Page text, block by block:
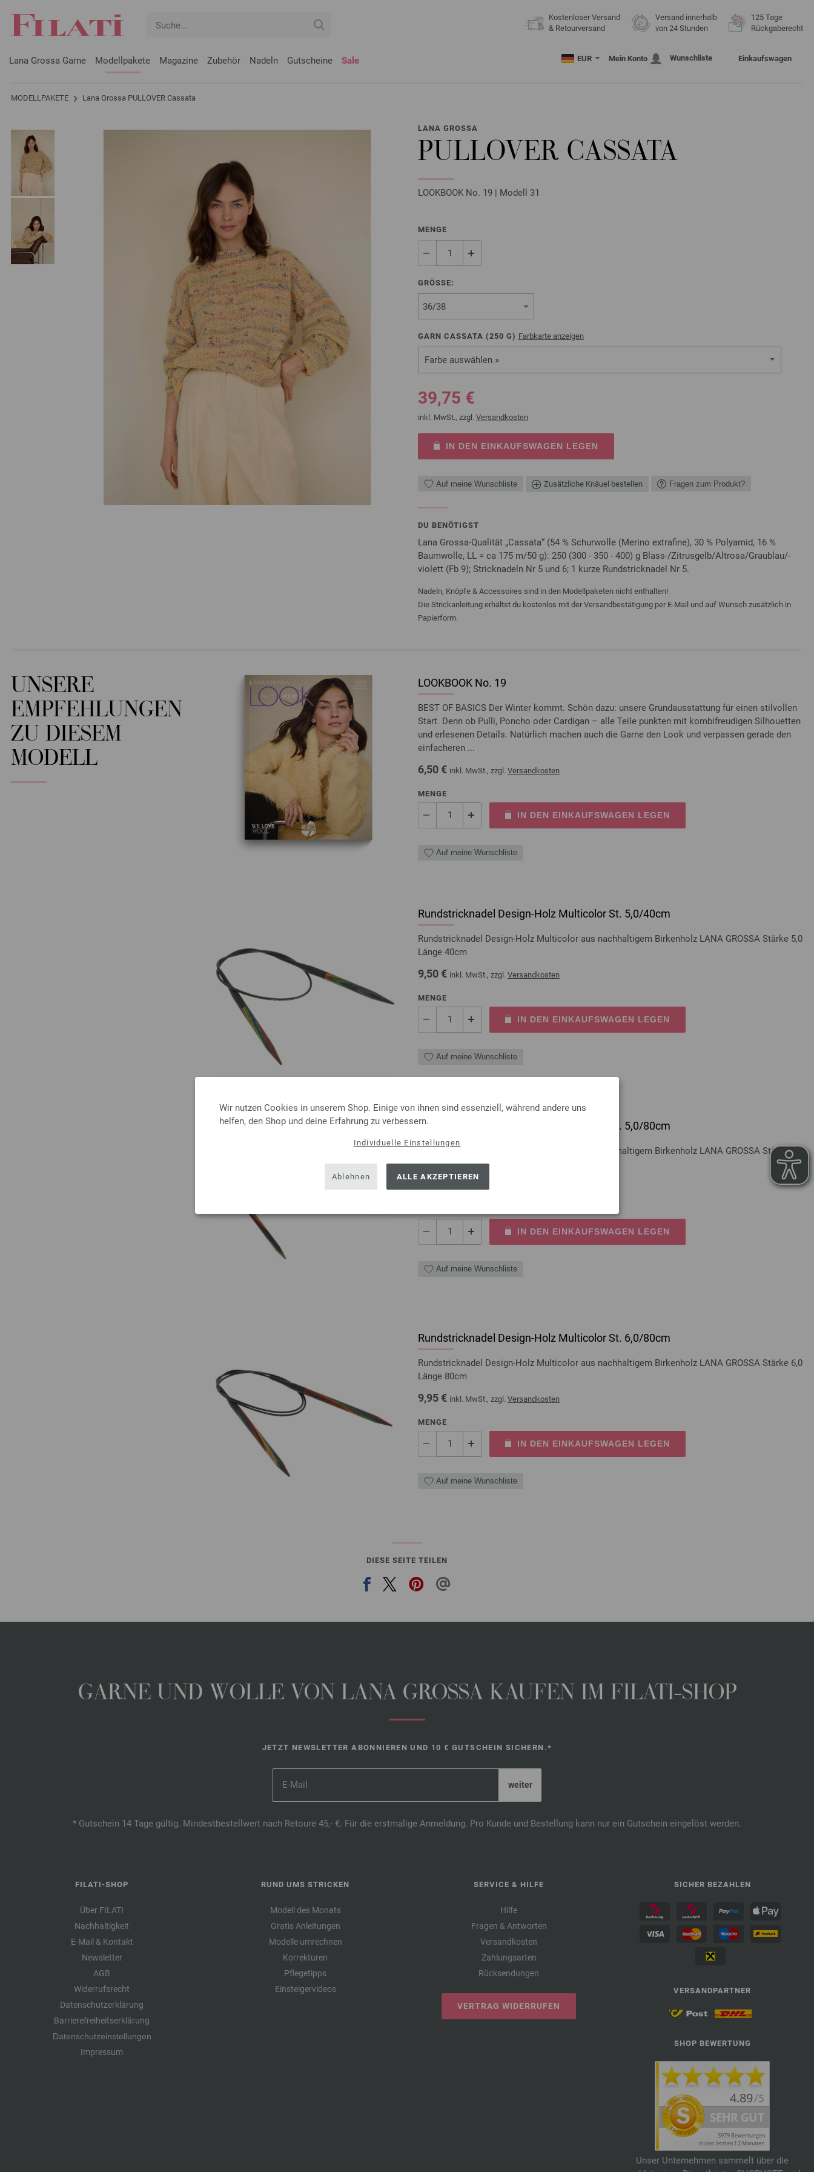
Wir nutzen Cookies in unserem Shop. Einige von ihnen sind essenziell, während andere uns
helfen, den Shop und deine Erfahrung zu verbessern.
Individuelle Einstellungen
Ablehnen ALLE AKZEPTIEREN
Kostenloser Versand
& Retourversand
Versand innerhalb
von 24 Stunden
125 Tage
Rückgaberecht
Lana Grossa Garne Modellpakete Magazine Zubehör Nadeln Gutscheine Sale EUR Mein Konto Wunschliste Einkaufswagen
MODELLPAKETE Lana Grossa PULLOVER Cassata
LANA GROSSA
PULLOVER CASSATA
LOOKBOOK No. 19 | Modell 31
MENGE
GRÖSSE:
GARN CASSATA (250 G) Farbkarte anzeigen
Farbe auswählen »
39,75 €
inkl. MwSt., zzgl. Versandkosten
IN DEN EINKAUFSWAGEN LEGEN
Auf meine Wunschliste Zusätzliche Knäuel bestellen Fragen zum Produkt?
DU BENÖTIGST
Lana Grossa-Qualität „Cassata“ (54 % Schurwolle (Merino extrafine), 30 % Polyamid, 16 %
Baumwolle, LL = ca 175 m/50 g): 250 (300 - 350 - 400) g Blass-/Zitrusgelb/Altrosa/Graublau/-
violett (Fb 9); Stricknadeln Nr 5 und 6; 1 kurze Rundstricknadel Nr 5.
Nadeln, Knöpfe & Accessoires sind in den Modellpaketen nicht enthalten!
Die Strickanleitung erhältst du kostenlos mit der Versandbestätigung per E-Mail und auf Wunsch zusätzlich in
Papierform.
UNSERE
EMPFEHLUNGEN
ZU DIESEM
MODELL
LOOKBOOK No. 19
BEST OF BASICS Der Winter kommt. Schön dazu: unsere Grundausstattung für einen stilvollen
Start. Denn ob Pulli, Poncho oder Cardigan – alle Teile punkten mit kombifreudigen Silhouetten
und erlesenen Details. Natürlich machen auch die Garne den Look und verpassen gerade den
einfacheren ...
6,50 € inkl. MwSt., zzgl. Versandkosten
MENGE
IN DEN EINKAUFSWAGEN LEGEN
Auf meine Wunschliste
Rundstricknadel Design-Holz Multicolor St. 5,0/40cm
Rundstricknadel Design-Holz Multicolor aus nachhaltigem Birkenholz LANA GROSSA Stärke 5,0
Länge 40cm
9,50 € inkl. MwSt., zzgl. Versandkosten
MENGE
IN DEN EINKAUFSWAGEN LEGEN
Auf meine Wunschliste
Rundstricknadel Design-Holz Multicolor St. 5,0/80cm
Rundstricknadel Design-Holz Multicolor aus nachhaltigem Birkenholz LANA GROSSA Stärke 5,0
Länge 80cm
inkl. MwSt., zzgl.
IN DEN EINKAUFSWAGEN LEGEN
Auf meine Wunschliste
Rundstricknadel Design-Holz Multicolor St. 6,0/80cm
Rundstricknadel Design-Holz Multicolor aus nachhaltigem Birkenholz LANA GROSSA Stärke 6,0
Länge 80cm
9,95 € inkl. MwSt., zzgl. Versandkosten
MENGE
IN DEN EINKAUFSWAGEN LEGEN
Auf meine Wunschliste
DIESE SEITE TEILEN
GARNE UND WOLLE VON LANA GROSSA KAUFEN IM FILATI-SHOP
JETZT NEWSLETTER ABONNIEREN UND 10 € GUTSCHEIN SICHERN.*
* Gutschein 14 Tage gültig. Mindestbestellwert nach Retoure 45,- €. Für die erstmalige Anmeldung. Pro Kunde und Bestellung kann nur ein Gutschein eingelöst werden.
FILATI-SHOP
Über FILATI
Nachhaltigkeit
E-Mail & Kontakt
Newsletter
AGB
Widerrufsrecht
Datenschutzerklärung
Barrierefreiheitserklärung
Datenschutzeinstellungen
Impressum
RUND UMS STRICKEN
Modell des Monats
Gratis Anleitungen
Modelle umrechnen
Korrekturen
Pflegetipps
Einsteigervideos
SERVICE & HILFE
Hilfe
Fragen & Antworten
Versandkosten
Zahlungsarten
Rücksendungen
VERTRAG WIDERRUFEN
SICHER BEZAHLEN
VERSANDPARTNER
SHOP BEWERTUNG
Unser Unternehmen sammelt über die